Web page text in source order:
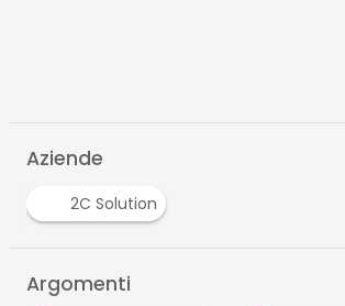
Aziende
2C Solution
Argomenti